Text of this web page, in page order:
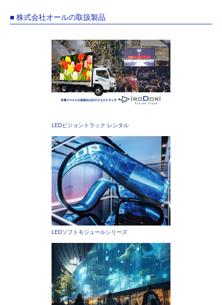
■ 株式会社オールの取扱製品
LEDビジョントラック レンタル
LEDソフトモジュールシリーズ